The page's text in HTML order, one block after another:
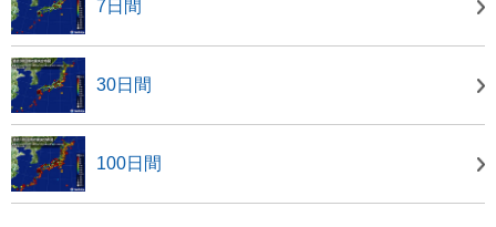
7日間
30日間
100日間